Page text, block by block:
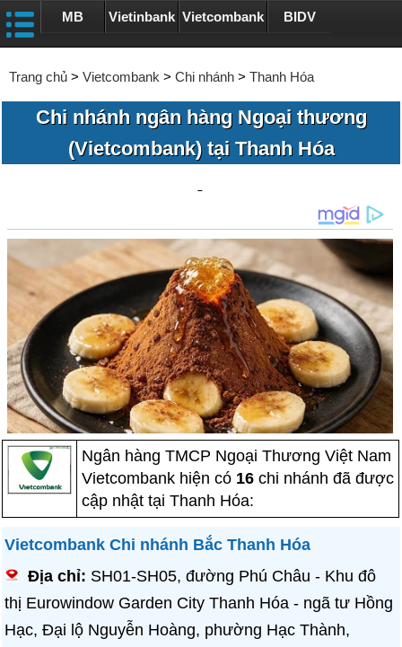
MB Vietinbank Vietcombank BIDV
Trang chủ > Vietcombank > Chi nhánh > Thanh Hóa
Chi nhánh ngân hàng Ngoại thương
(Vietcombank) tại Thanh Hóa
Ngân hàng TMCP Ngoại Thương Việt Nam
Vietcombank hiện có 16 chi nhánh đã được
cập nhật tại Thanh Hóa:
Vietcombank Chi nhánh Bắc Thanh Hóa
Địa chỉ: SH01-SH05, đường Phú Châu - Khu đô
thị Eurowindow Garden City Thanh Hóa - ngã tư Hồng
Hạc, Đại lộ Nguyễn Hoàng, phường Hạc Thành,